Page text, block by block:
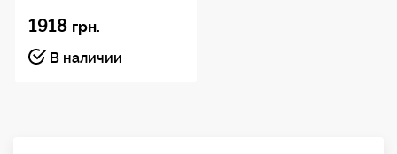
1918 грн.
В наличии